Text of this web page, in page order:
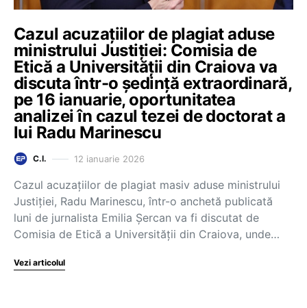
Cazul acuzațiilor de plagiat aduse
ministrului Justiției: Comisia de
Etică a Universității din Craiova va
discuta într-o ședință extraordinară,
pe 16 ianuarie, oportunitatea
analizei în cazul tezei de doctorat a
lui Radu Marinescu
C.I. 12 ianuarie 2026
Cazul acuzațiilor de plagiat masiv aduse ministrului
Justiției, Radu Marinescu, într-o anchetă publicată
luni de jurnalista Emilia Șercan va fi discutat de
Comisia de Etică a Universității din Craiova, unde…
Vezi articolul